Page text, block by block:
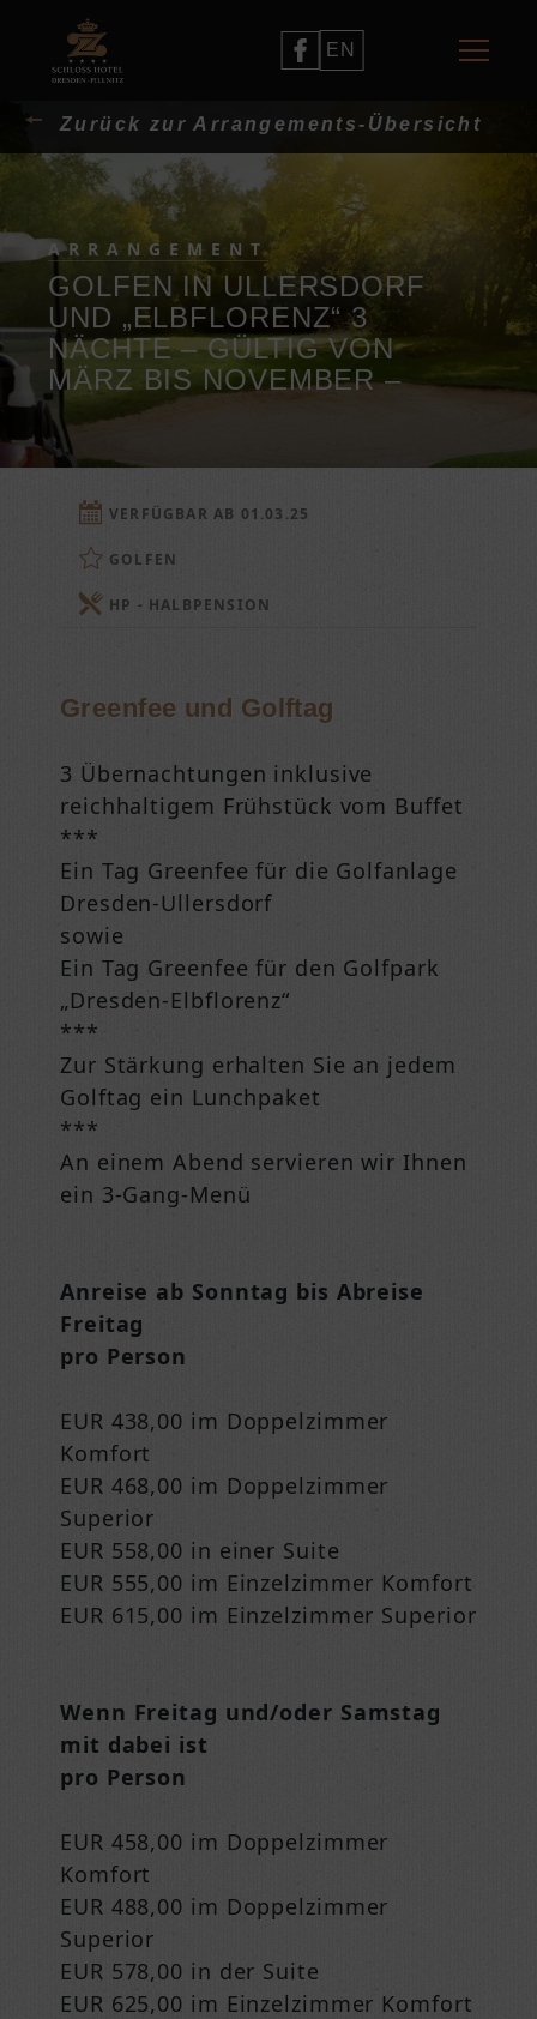
EN
Zurück zur Arrangements-Übersicht
ARRANGEMENT
GOLFEN IN ULLERSDORF
UND „ELBFLORENZ“ 3
NÄCHTE – GÜLTIG VON
MÄRZ BIS NOVEMBER –
VERFÜGBAR AB 01.03.25
GOLFEN
HP - HALBPENSION
Greenfee und Golftag
3 Übernachtungen inklusive
reichhaltigem Frühstück vom Buffet
***
Ein Tag Greenfee für die Golfanlage
Dresden-Ullersdorf
sowie
Ein Tag Greenfee für den Golfpark
„Dresden-Elbflorenz“
***
Zur Stärkung erhalten Sie an jedem
Golftag ein Lunchpaket
***
An einem Abend servieren wir Ihnen
ein 3-Gang-Menü
Anreise ab Sonntag bis Abreise
Freitag
pro Person
EUR 438,00 im Doppelzimmer
Komfort
EUR 468,00 im Doppelzimmer
Superior
EUR 558,00 in einer Suite
EUR 555,00 im Einzelzimmer Komfort
EUR 615,00 im Einzelzimmer Superior
Wenn Freitag und/oder Samstag
mit dabei ist
pro Person
EUR 458,00 im Doppelzimmer
Komfort
EUR 488,00 im Doppelzimmer
Superior
EUR 578,00 in der Suite
EUR 625,00 im Einzelzimmer Komfort